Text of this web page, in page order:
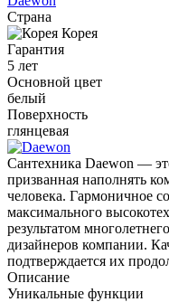
Страна
Корея
Гарантия
5 лет
Основной цвет
белый
Поверхность
глянцевая
Сантехника Daewon —
призванная наполнять
человека. Гармоничное
максимального
результатом
дизайнеров компании.
подтверждается их
Описание
Уникальные функции